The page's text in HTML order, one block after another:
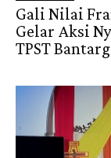
Gali Nilai
Gelar Aksi
TPST